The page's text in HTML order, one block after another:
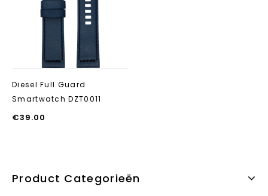
Diesel Full Guard
Smartwatch DZT0011
€39.00
Product Categorieën